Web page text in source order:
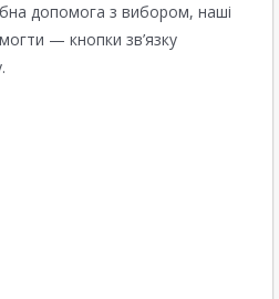
допомога з вибором, наші
— кнопки зв’язку